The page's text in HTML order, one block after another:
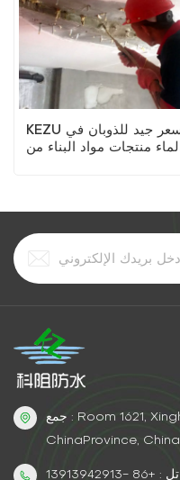
KEZU سعر جيد للذوبان في
الماء منتجات مواد البناء من
جمع : Room 1621, Xinghuo E Fang, Nanjing, Jiangsu,
ChinaProvince, China
تل : +86 -13913942913